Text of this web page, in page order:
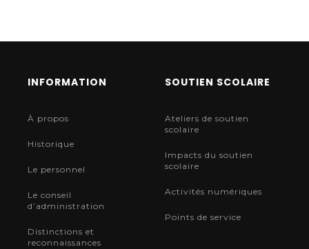
INFORMATION
À propos
Historique
Le personnel
Le conseil
d’administration
Distinctions et
reconnaissances
SOUTIEN SCOLAIRE
Ateliers de soutien
scolaire
Impacts du soutien
scolaire
Activités numériques
Points de service